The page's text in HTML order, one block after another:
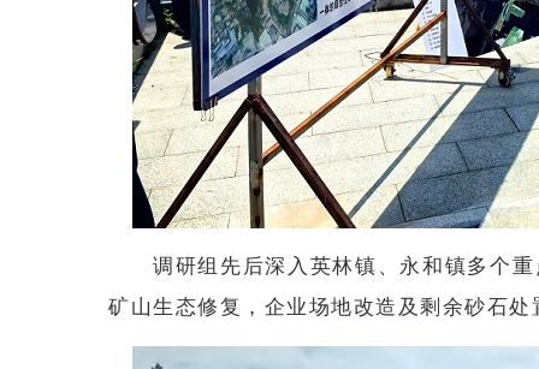
调研组先后深入英林镇、永和镇多个
矿山生态修复，企业场地改造及剩余砂石处